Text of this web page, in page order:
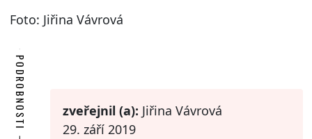
Foto: Jiřina Vávrová
PODROBNOSTI zveřejnil (a): Jiřina Vávrová
29. září 2019